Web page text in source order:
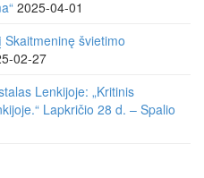
2025-04-01
Skaitmeninę švietimo
02-27
Lenkijoje: „Kritinis
Lapkričio 28 d. – Spalio